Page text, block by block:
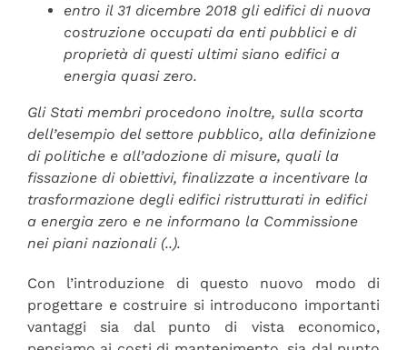
entro il 31 dicembre 2018 gli edifici di nuova
costruzione occupati da enti pubblici e di
proprietà di questi ultimi siano edifici a
energia quasi zero.
Gli Stati membri procedono inoltre, sulla scorta
dell’esempio del settore pubblico, alla definizione
di politiche e all’adozione di misure, quali la
fissazione di obiettivi, finalizzate a incentivare la
trasformazione degli edifici ristrutturati in edifici
a energia zero e ne informano la Commissione
nei piani nazionali (..).
Con l’introduzione di questo nuovo modo di
progettare e costruire si introducono importanti
vantaggi sia dal punto di vista economico,